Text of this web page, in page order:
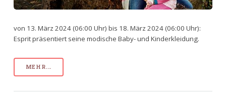
von 13. März 2024 (06:00 Uhr) bis 18. März 2024 (06:00 Uhr):
Esprit präsentiert seine modische Baby- und Kinderkleidung.
MEHR...